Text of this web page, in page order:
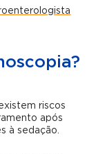
riscos
após
à sedação.